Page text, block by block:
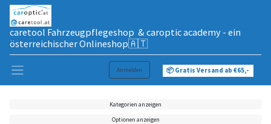
caretool Fahrzeugpflegeshop & caroptic academy - ein
österreichischer Onlineshop🇦🇹
Anmelden 📦 Gratis Versand ab €65,-
Kategorien anzeigen
Optionen anzeigen